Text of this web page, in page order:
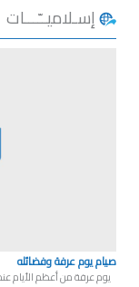
إسـلاميــّـــات
صيام يوم عرفة وفضائله
يوم عرفة من أعظم الأيام